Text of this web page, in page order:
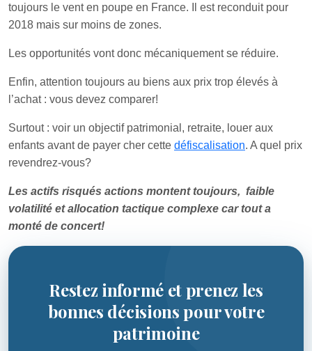
toujours le vent en poupe en France. Il est reconduit pour
2018 mais sur moins de zones.
Les opportunités vont donc mécaniquement se réduire.
Enfin, attention toujours au biens aux prix trop élevés à
l’achat : vous devez comparer!
Surtout : voir un objectif patrimonial, retraite, louer aux
enfants avant de payer cher cette défiscalisation. A quel prix
revendrez-vous?
Les actifs risqués actions montent toujours, faible
volatilité et allocation tactique complexe car tout a
monté de concert!
Restez informé et prenez les
bonnes décisions pour votre
patrimoine